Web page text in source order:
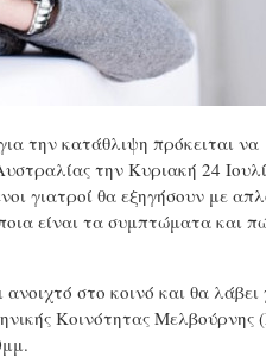
την κατάθλιψη πρόκειται να
την Κυριακή 24
γιατροί θα εξηγήσουν με
είναι τα συμπτώματα και
στο κοινό και θα
Κοινότητας Μελβούρνης